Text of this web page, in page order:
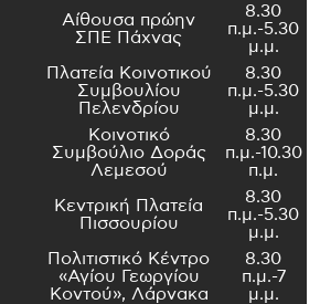
Αίθουσα πρώην
ΣΠΕ Πάχνας
8.30
π.μ.-5.30
μ.μ.
Πλατεία Κοινοτικού
Συμβουλίου
Πελενδρίου
8.30
π.μ.-5.30
μ.μ.
Κοινοτικό
Συμβούλιο Δοράς
Λεμεσού
8.30
π.μ.-10.30
π.μ.
Κεντρική Πλατεία
Πισσουρίου
8.30
π.μ.-5.30
μ.μ.
Πολιτιστικό Κέντρο
«Αγίου Γεωργίου
Κοντού», Λάρνακα
8.30
π.μ.-7
μ.μ.